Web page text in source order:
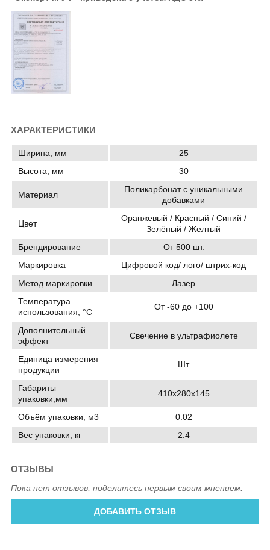
ХАРАКТЕРИСТИКИ
Ширина, мм
25
Высота, мм
30
Материал
Поликарбонат с уникальными
добавками
Цвет
Оранжевый / Красный / Синий /
Зелёный / Желтый
Брендирование
От 500 шт.
Маркировка
Цифровой код/ лого/ штрих-код
Метод маркировки
Лазер
Температура
использования, °C
От -60 до +100
Дополнительный
эффект
Свечение в ультрафиолете
Единица измерения
продукции
Шт
Габариты
упаковки,мм
410х280х145
Объём упаковки, м3
0.02
Вес упаковки, кг
2.4
ОТЗЫВЫ
Пока нет отзывов, поделитесь первым своим мнением.
ДОБАВИТЬ ОТЗЫВ